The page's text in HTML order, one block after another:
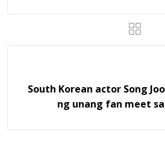
South Korean actor Song
ng unang fan meet